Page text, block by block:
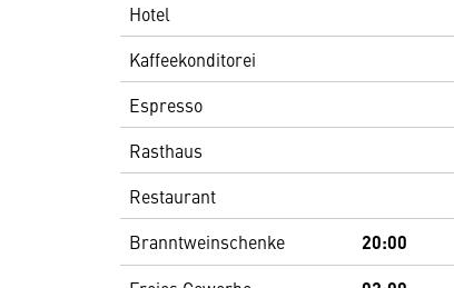
Hotel
Kaffeekonditorei
Espresso
Rasthaus
Restaurant
Branntweinschenke
20:00